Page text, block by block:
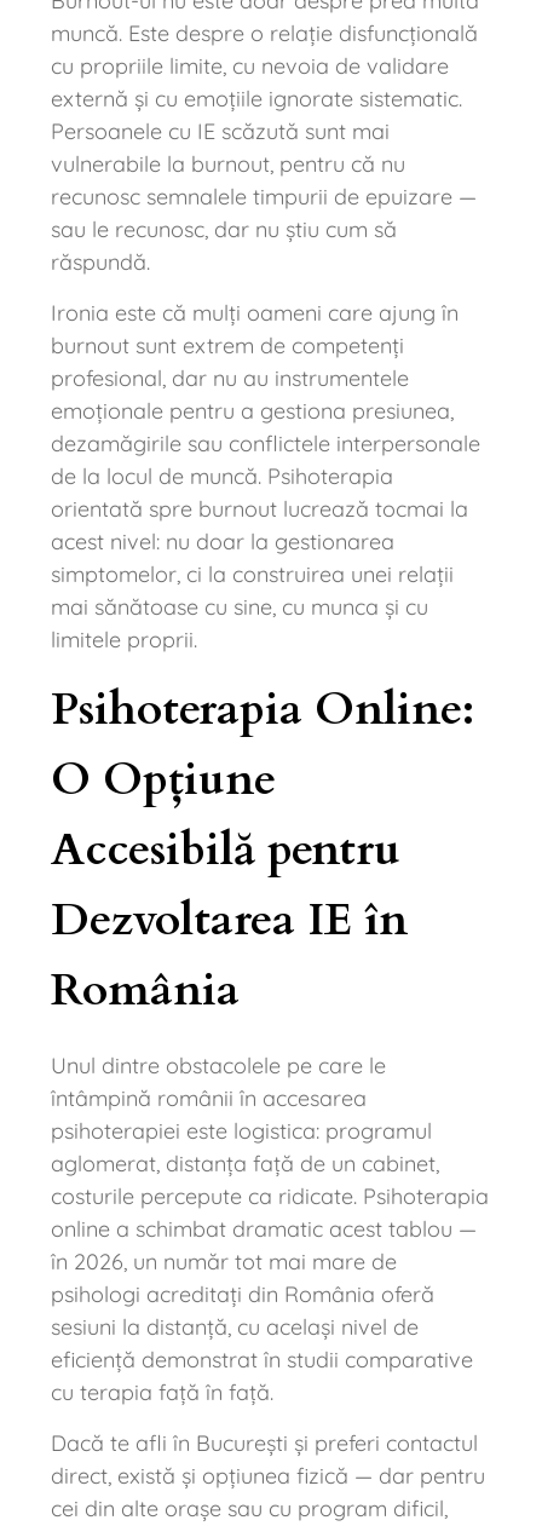
muncă. Este despre o relație disfuncțională
cu propriile limite, cu nevoia de validare
externă și cu emoțiile ignorate sistematic.
Persoanele cu IE scăzută sunt mai
vulnerabile la burnout, pentru că nu
recunosc semnalele timpurii de epuizare —
sau le recunosc, dar nu știu cum să
răspundă.
Ironia este că mulți oameni care ajung în
burnout sunt extrem de competenți
profesional, dar nu au instrumentele
emoționale pentru a gestiona presiunea,
dezamăgirile sau conflictele interpersonale
de la locul de muncă. Psihoterapia
orientată spre burnout lucrează tocmai la
acest nivel: nu doar la gestionarea
simptomelor, ci la construirea unei relații
mai sănătoase cu sine, cu munca și cu
limitele proprii.
Psihoterapia Online:
O Opțiune
Accesibilă pentru
Dezvoltarea IE în
România
Unul dintre obstacolele pe care le
întâmpină românii în accesarea
psihoterapiei este logistica: programul
aglomerat, distanța față de un cabinet,
costurile percepute ca ridicate. Psihoterapia
online a schimbat dramatic acest tablou —
în 2026, un număr tot mai mare de
psihologi acreditați din România oferă
sesiuni la distanță, cu același nivel de
eficiență demonstrat în studii comparative
cu terapia față în față.
Dacă te afli în București și preferi contactul
direct, există și opțiunea fizică — dar pentru
cei din alte orașe sau cu program dificil,